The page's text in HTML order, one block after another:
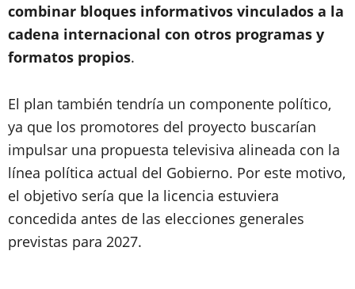
combinar bloques informativos vinculados a la
cadena internacional con otros programas y
formatos propios.
El plan también tendría un componente político,
ya que los promotores del proyecto buscarían
impulsar una propuesta televisiva alineada con la
línea política actual del Gobierno. Por este motivo,
el objetivo sería que la licencia estuviera
concedida antes de las elecciones generales
previstas para 2027.